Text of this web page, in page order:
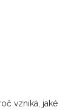
vzniká, jaké